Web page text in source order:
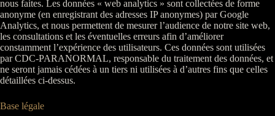
nous faites. Les données « web analytics » sont collectées de forme
anonyme (en enregistrant des adresses IP anonymes) par Google
Analytics, et nous permettent de mesurer l’audience de notre site web,
les consultations et les éventuelles erreurs afin d’améliorer
constamment l’expérience des utilisateurs. Ces données sont utilisées
par CDC-PARANORMAL, responsable du traitement des données, et
ne seront jamais cédées à un tiers ni utilisées à d’autres fins que celles
détaillées ci-dessus.
Base légale